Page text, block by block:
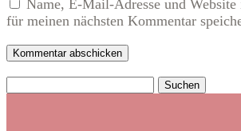
Name, E-Mail-Adresse und
für meinen nächsten Kommentar
Kommentar abschicken